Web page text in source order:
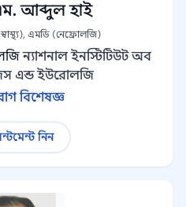
আব্দুল হাই
এমডি (নেফ্রোলজি)
ন্যাশনাল ইনস্টিটিউট অব
এন্ড ইউরোলজি
বিশেষজ্ঞ
নিন